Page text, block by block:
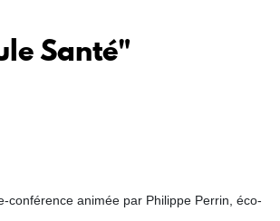
Santé"
conférence animée par Philippe Perrin, éco-